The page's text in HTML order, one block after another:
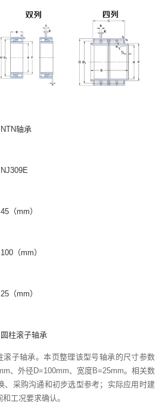
NTN轴承
NJ309E
45（mm）
100（mm）
25（mm）
圆柱滚子轴承
滚子轴承。本页整理该型号轴承的尺寸参数
、外径D=100mm、宽度B=25mm。相关数
、采购沟通和初步选型参考；实际应用时建
工况要求确认。